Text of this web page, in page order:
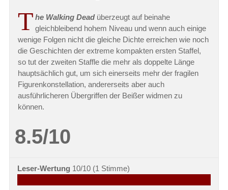
T he Walking Deadüberzeugt auf beinahe
gleichbleibend hohem Niveau und wenn auch einige
wenige Folgen nicht die gleiche Dichte erreichen wie noch
die Geschichten der extreme kompakten ersten Staffel,
so tut der zweiten Staffle die mehr als doppelte Länge
hauptsächlich gut, um sich einerseits mehr der fragilen
Figurenkonstellation, andererseits aber auch
ausführlicheren Übergriffen der Beißer widmen zu
können.
8.5/10
Leser-Wertung 10/10 (1 Stimme)